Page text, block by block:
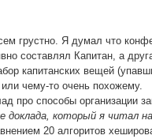
грустно. Я думал что
составлял Капитан, а
капитанских вещей
чему-то очень похожему.
про способы организации
доклада, который я читал
20 алгоритов